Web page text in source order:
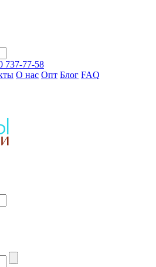
737-77-58
О нас Опт Блог FAQ